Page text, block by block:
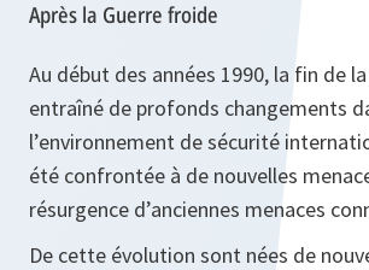
Après la Guerre froide
Au début des années 1990, la fin de
entraîné de profonds changements
l’environnement de sécurité
été confrontée à de nouvelles
résurgence d’anciennes menaces
De cette évolution sont nées de